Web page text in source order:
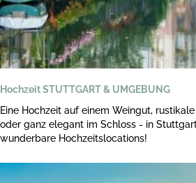
Hochzeit STUTTGART & UMGEBUNG
Eine Hochzeit auf einem Weingut,
oder ganz elegant im Schloss - in
wunderbare Hochzeitslocations!